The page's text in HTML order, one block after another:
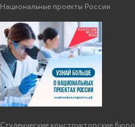
Национальные проекты России